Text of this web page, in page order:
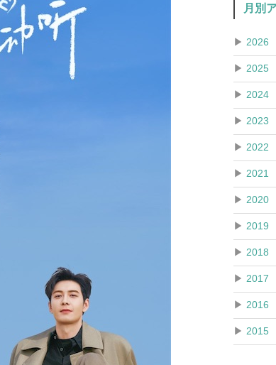
月別
▶ 2026
▶ 2025
▶ 2024
▶ 2023
▶ 2022
▶ 2021
▶ 2020
▶ 2019
▶ 2018
▶ 2017
▶ 2016
▶ 2015